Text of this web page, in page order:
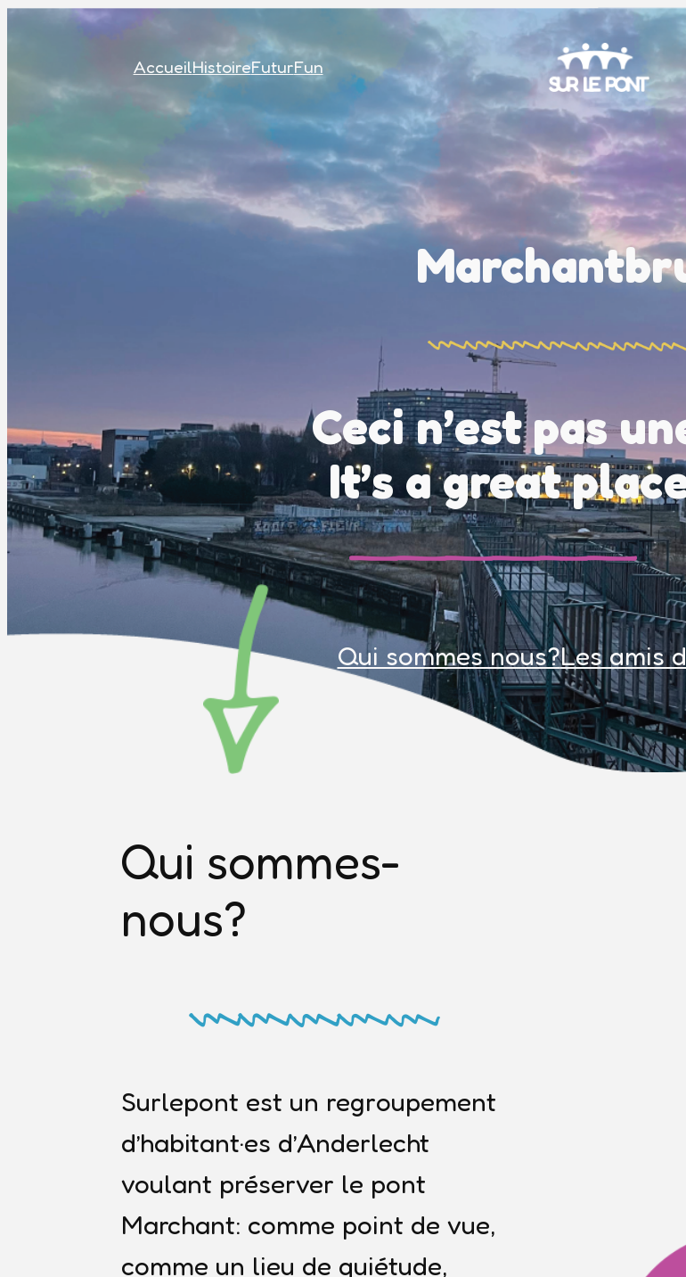
AccueilHistoireFuturFun
Ceci n’est pas
It’s a great
Qui sommes nous?Les amis
Qui sommes-
nous?
Surlepont est un regroupement
d’habitant·es d’Anderlecht
voulant préserver le pont
Marchant: comme point de vue,
comme un lieu de quiétude,